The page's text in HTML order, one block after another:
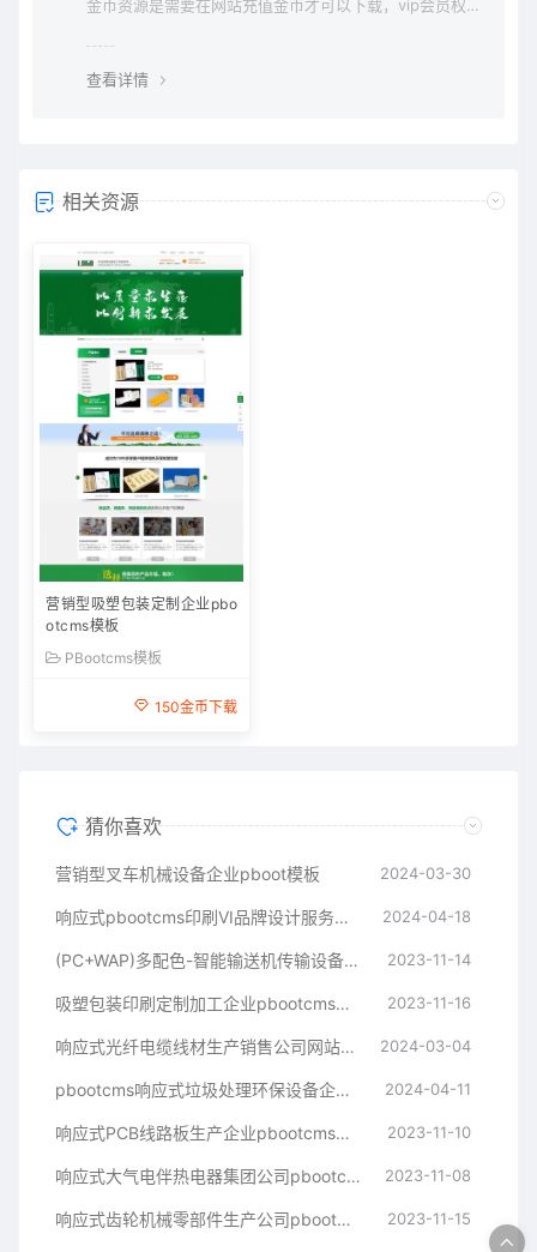
金币资源是需要在网站充值金币才可以下载，vip会员权限
查看详情
相关资源
营销型吸塑包装定制企业pbo
otcms模板
PBootcms模板
150金币下载
猜你喜欢
营销型叉车机械设备企业pboot模板 2024-03-30
响应式pbootcms印刷VI品牌设计服务公司网站模板 2024-04-18
(PC+WAP)多配色-智能输送机传输设备公司pboot网站源码 2023-11-14
吸塑包装印刷定制加工企业pbootcms模板 2023-11-16
响应式光纤电缆线材生产销售公司网站模板 2024-03-04
pbootcms响应式垃圾处理环保设备企业网站源码 2024-04-11
响应式PCB线路板生产企业pbootcms网站模板 2023-11-10
响应式大气电伴热电器集团公司pbootcms模板 2023-11-08
响应式齿轮机械零部件生产公司pboot模板 2023-11-15